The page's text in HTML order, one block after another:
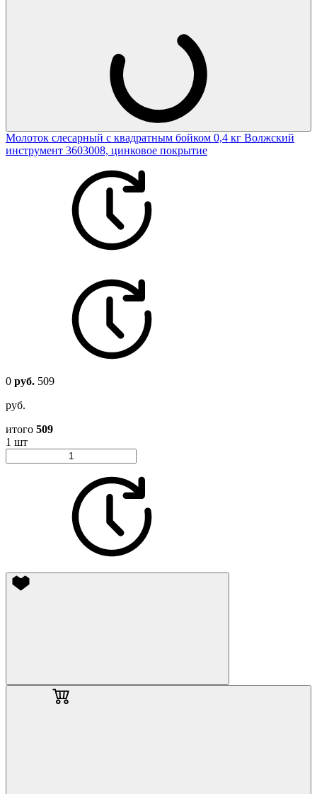
Молоток слесарный с квадратным бойком 0,4 кг Волжский
инструмент 3603008, цинковое покрытие
0 руб. 509
руб.
итого 509
1 шт